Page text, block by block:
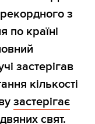
з
по країні
застерігав
кількості
застерігає
свят.